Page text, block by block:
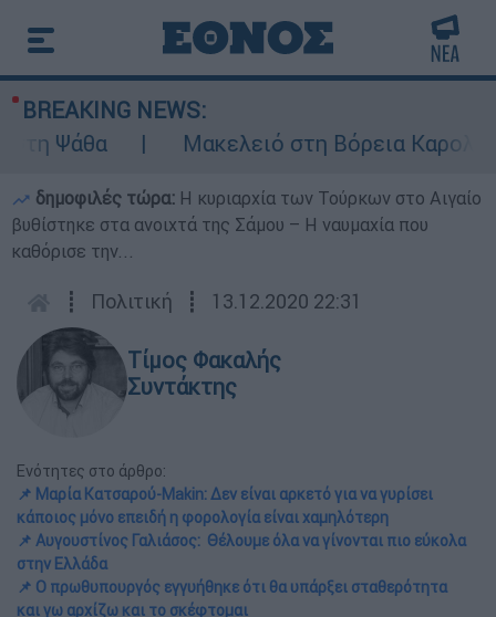
BREAKING NEWS:
Μακελειό στη Βόρεια Καρολίνα
δημοφιλές τώρα: Η κυριαρχία των Τούρκων στο Αιγαίο
βυθίστηκε στα ανοιχτά της Σάμου – Η ναυμαχία που
καθόρισε την...
┋ Πολιτική ┋ 13.12.2020 22:31
Τίμος Φακαλής
Συντάκτης
Ενότητες στο άρθρο:
📌 Μαρία Κατσαρού-Makin: Δεν είναι αρκετό για να γυρίσει
κάποιος μόνο επειδή η φορολογία είναι χαμηλότερη
📌 Αυγουστίνος Γαλιάσος: Θέλουμε όλα να γίνονται πιο εύκολα
στην Ελλάδα
📌 Ο πρωθυπουργός εγγυήθηκε ότι θα υπάρξει σταθερότητα
και γω αρχίζω και το σκέφτομαι